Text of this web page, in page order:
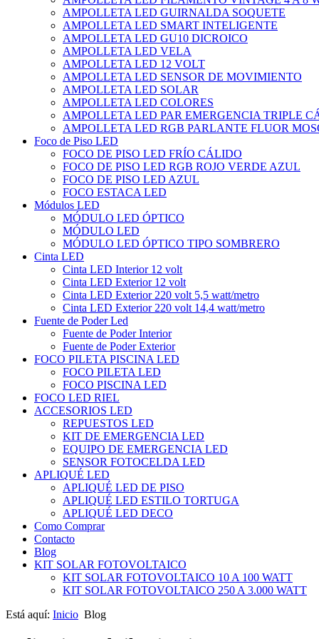
AMPOLLETA LED GUIRNALDA SOQUETE
AMPOLLETA LED SMART INTELIGENTE
AMPOLLETA LED GU10 DICROICO
AMPOLLETA LED VELA
AMPOLLETA LED 12 VOLT
AMPOLLETA LED SENSOR DE MOVIMIENTO
AMPOLLETA LED SOLAR
AMPOLLETA LED COLORES
AMPOLLETA LED PAR EMERGENCIA TRIPLE
AMPOLLETA LED RGB PARLANTE FLUOR
Foco de Piso LED
FOCO DE PISO LED FRÍO CÁLIDO
FOCO DE PISO LED RGB ROJO VERDE AZUL
FOCO DE PISO LED AZUL
FOCO ESTACA LED
Módulos LED
MÓDULO LED ÓPTICO
MÓDULO LED
MÓDULO LED ÓPTICO TIPO SOMBRERO
Cinta LED
Cinta LED Interior 12 volt
Cinta LED Exterior 12 volt
Cinta LED Exterior 220 volt 5,5 watt/metro
Cinta LED Exterior 220 volt 14,4 watt/metro
Fuente de Poder Led
Fuente de Poder Interior
Fuente de Poder Exterior
FOCO PILETA PISCINA LED
FOCO PILETA LED
FOCO PISCINA LED
FOCO LED RIEL
ACCESORIOS LED
REPUESTOS LED
KIT DE EMERGENCIA LED
EQUIPO DE EMERGENCIA LED
SENSOR FOTOCELDA LED
APLIQUÉ LED
APLIQUÉ LED DE PISO
APLIQUÉ LED ESTILO TORTUGA
APLIQUÉ LED DECO
Como Comprar
Contacto
Blog
KIT SOLAR FOTOVOLTAICO
KIT SOLAR FOTOVOLTAICO 10 A 100 WATT
KIT SOLAR FOTOVOLTAICO 250 A 3.000 WATT
Está aquí: Inicio Blog